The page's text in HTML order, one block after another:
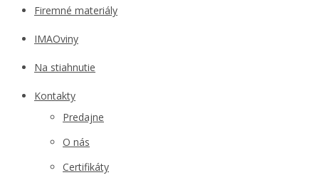
Firemné materiály
IMAOviny
Na stiahnutie
Kontakty
Predajne
O nás
Certifikáty